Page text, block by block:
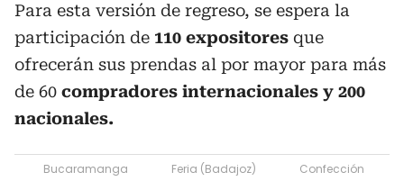
Para esta versión de regreso, se espera la
participación de 110 expositores que
ofrecerán sus prendas al por mayor para más
de 60 compradores internacionales y 200
nacionales.
Bucaramanga Feria (Badajoz)
Confección